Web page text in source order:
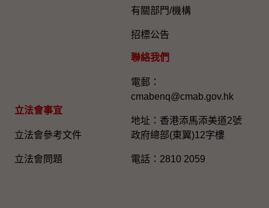
立法會事宜
立法會參考文件
立法會問題
有關部門/機構
招標公告
聯絡我們
電郵：
cmabenq@cmab.gov.hk​
地址：香港添馬添美道2號
政府總部(東翼)12字樓
電話：2810 2059